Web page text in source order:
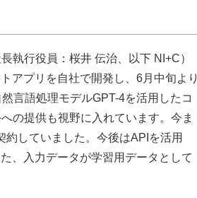
執行役員：桜井 伝治、以下 NI+C）
アプリを自社で開発し、6月中旬より
言語処理モデルGPT-4を活用したコ
の提供も視野に入れています。今ま
していました。今後はAPIを活用
、入力データが学習用データとして